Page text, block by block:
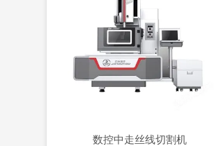
数控中走丝线切割机